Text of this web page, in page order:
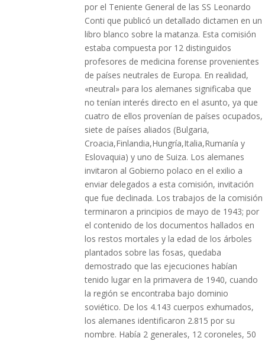
por el Teniente General de las SS Leonardo
Conti que publicó un detallado dictamen en un
libro blanco sobre la matanza. Esta comisión
estaba compuesta por 12 distinguidos
profesores de medicina forense provenientes
de países neutrales de Europa. En realidad,
«neutral» para los alemanes significaba que
no tenían interés directo en el asunto, ya que
cuatro de ellos provenían de países ocupados,
siete de países aliados (Bulgaria,
Croacia,Finlandia,Hungría,Italia,Rumanía y
Eslovaquia) y uno de Suiza. Los alemanes
invitaron al Gobierno polaco en el exilio a
enviar delegados a esta comisión, invitación
que fue declinada. Los trabajos de la comisión
terminaron a principios de mayo de 1943; por
el contenido de los documentos hallados en
los restos mortales y la edad de los árboles
plantados sobre las fosas, quedaba
demostrado que las ejecuciones habían
tenido lugar en la primavera de 1940, cuando
la región se encontraba bajo dominio
soviético. De los 4.143 cuerpos exhumados,
los alemanes identificaron 2.815 por su
nombre. Había 2 generales, 12 coroneles, 50